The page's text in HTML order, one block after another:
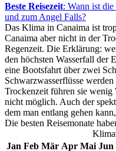
Beste Reisezeit: Wann ist
und zum Angel Falls?
Das Klima in Canaima ist
Canaima aber nicht in der
Regenzeit. Die Erklärung:
den höchsten Wasserfall der
eine Bootsfahrt über zwei
Schwarzwasserflüsse
Trockenzeit führen sie wenig
nicht möglich. Auch der
dem man entlang gehen
Die besten Reisemonate
Jan Feb Mär Apr Mai Jun